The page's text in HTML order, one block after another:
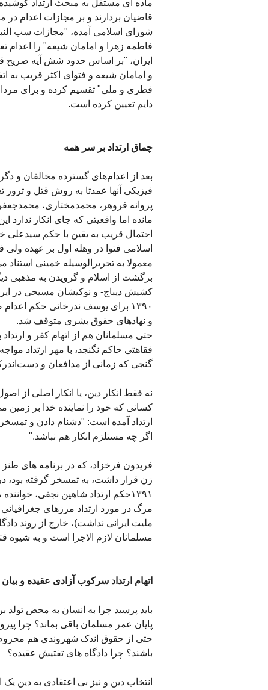
ماده ای مستقل به مبحث ارتداد
شورای اسلامی آمده، "مجازات سب
ایران، "بر اساس حدود شش آیه صریح
و امامان شیعه و فتوای اکثر قریب به
فطری و ملی" تقسیم کرده و برای
دایم تعیین کرده است.
چماق ارتداد بر سر همه
فیزیکی آنها عمدتا به روش قتل و ترور
پروانه فروهر، محمدمختاری،
مانده اما واقعیتی که جای انکار ندارد
اسلامی فتوا در وهله اول بر عهده
معمولا به تحریرالوسیله خمینی استناد
برگشت از اسلام و گرویدن به مذهبی
کشیش دیباج- و نوکیشان مسیحی در
۱٣۹۰ برای یوسف ندرخانی حکم
و نهادهای حقوق بشری متوقف شد.
حتی مسلمانان هم از اتهام کفر و
فقاهتی حاکم نگنجد، با مهر ارتداد
گنجی که زمانی از مدافعان و
نه فقط انکار دین، یا انکار اصلی از
کسانی که خود را نماینده خدا بر
ارتداد آمده است: "دشنام دادن و
اگر چه مستلزم انکار هم نباشد."
فریدون فرخزاد، که در برنامه های
١٣٩١حکم ارتداد شاهین نجفی،
مرگ در مورد ارتداد مرزهای
ملیت ایرانی نداشت)، خارج از روند
مسلمانان لازم الاجرا است و به شیوه
اتهام ارتداد سرکوب آزادی عقیده و بیان
باید پرسید چرا به انسان به محض تولد
پایان عمر مسلمان باقی بماند؟ چرا
حتی از حقوق اندک شهروندی هم محروم
باشند؟ چرا دادگاه های تفتیش عقیده؟
انتخاب دین و نیز بی اعتقادی به